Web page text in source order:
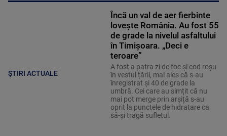
ȘTIRI ACTUALE
Încă un val de aer fierbinte
lovește România. Au fost 55
de grade la nivelul asfaltului
în Timișoara. „Deci e
teroare”
A fost a patra zi de foc și cod roșu
în vestul țării, mai ales că s-au
înregistrat și 40 de grade la
umbră. Cei care au simțit că nu
mai pot merge prin arșiță s-au
oprit la punctele de hidratare ca
să-și tragă sufletul.